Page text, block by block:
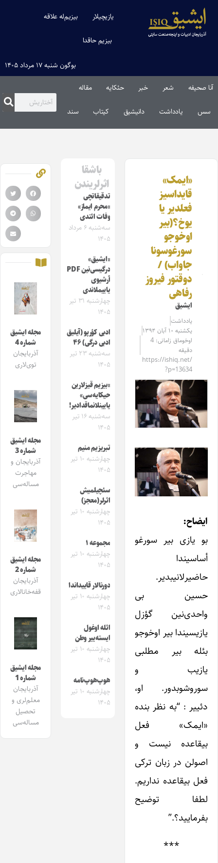
یازیچیلار بیزیم‌له علاقه
بیزیم حاقدا
بوگون شنبه ۱۷ مرداد ۱۴۰۵
آنا صحیفه شعر خبر حئکایه مقاله‌
سس یادداشت دانیشیق کیتاب سند
«ایمک»
قایداسیز
فعلدیر یا
یوخ؟(بیر
اوخوجو
سورغوسونا
جاواب) /
دوقتور فیروز
رفاهی
ایشیق
یادداشت
یکشنبه ۱۰ آبان ۱۳۹۴
اوخوماق زامانی: 4
دقیقه
https://ishiq.net/
?p=13634
ایضاح:
بو یازی بیر سورغو
أساسیندا
حاضیرلانیبدیر.
حسین بی
واحدی‌نین گؤزل
یازیسیندا بیر اوخوجو
بئله بیر مطلبی
یازیب و
سوروشوبدور. او،
دئییر : “به نظر بنده
«ایمک» فعل
بیقاعده نیست و
اصولن در زبان ترکی
فعل بیقاعده نداریم.
لطفا توضیح
بفرمایید؟.”
***
باشقا
اثرلریندن
تدقیقاتچی
«محرم ایماز»
وفات ائتدی
سه‌شنبه ۶ مرداد
۱۴۰۵
«ایشیق»
درگیسی‌نین PDF
آرشیوی
یاییملاندی
چهارشنبه ۳۱ تیر
۱۴۰۵
ادبی کؤرپو (آیلیق
ادبی درگی) ۴۶
سه‌شنبه ۲۳ تیر
۱۴۰۵
«بیزیم قیزلارین
حیکایه‌سی»
یایینلانماقدادیر!
سه‌شنبه ۱۶ تیر
۱۴۰۵
تبریزیم منیم
چهارشنبه ۱۰ تیر
۱۴۰۵
سئچیلمیش
اثرلر(معجز)
چهارشنبه ۱۰ تیر
۱۴۰۵
مجموعه ۱
چهارشنبه ۱۰ تیر
۱۴۰۵
دورنالار قاییداندا
چهارشنبه ۱۰ تیر
۱۴۰۵
ائله اوغول
ایسته‌ییر وطن
چهارشنبه ۱۰ تیر
۱۴۰۵
هوپ‌هوپ‌نامه
چهارشنبه ۱۰ تیر
۱۴۰۵
مجله ایشیق
شماره 4
آذربایجان
توی‌لاری
مجله ایشیق
شماره 3
آذربایجان و
مهاجرت
مساله‌سی
مجله ایشیق
شماره 2
آذربایجان
قفه‌خانالاری
مجله ایشیق
شماره 1
آذربایجان
معلم‌لری و
تحصیل
مساله‌سی